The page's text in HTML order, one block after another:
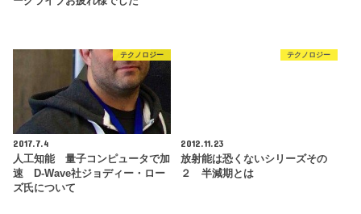
テクノロジー
2017.7.4
人工知能 量子コンピュータで加
速 D-Wave社ジョディー・ロー
ズ氏について
テクノロジー
2012.11.23
放射能は恐くないシリーズその
２ 半減期とは